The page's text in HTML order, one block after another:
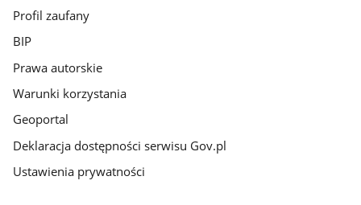
Profil zaufany
BIP
Prawa autorskie
Warunki korzystania
Geoportal
Deklaracja dostępności serwisu Gov.pl
Ustawienia prywatności